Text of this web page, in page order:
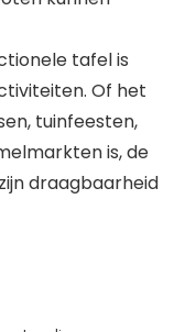
tafel is
Of het
tuinfeesten,
is, de
draagbaarheid